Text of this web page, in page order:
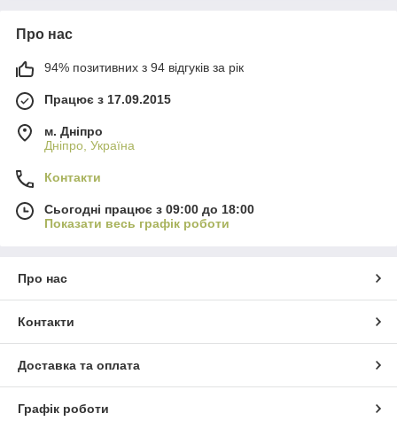
Про нас
94% позитивних з 94 відгуків за рік
Працює з 17.09.2015
м. Дніпро
Дніпро, Україна
Контакти
Сьогодні працює з 09:00 до 18:00
Показати весь графік роботи
Про нас
Контакти
Доставка та оплата
Графік роботи